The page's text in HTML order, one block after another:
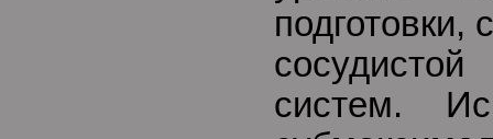
подготовки,
систем.